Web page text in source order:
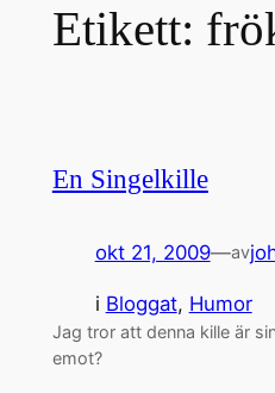
Etikett:
En Singelkille
okt 21, 2009—av
i Bloggat, Humor
Jag tror att denna kille är
emot?